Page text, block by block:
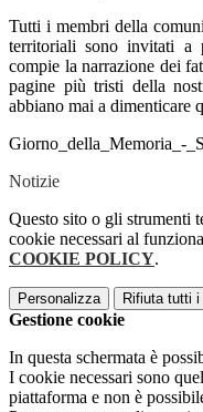
Tutti i membri della
territoriali sono invitati a
compie la narrazione dei
pagine più tristi della
abbiano mai a dimenticare
Giorno_della_Memoria_-
Notizie
Questo sito o gli strumenti
cookie necessari al
COOKIE POLICY.
Personalizza Rifiuta tutti i
Gestione cookie
In questa schermata è
I cookie necessari sono
piattaforma e non è